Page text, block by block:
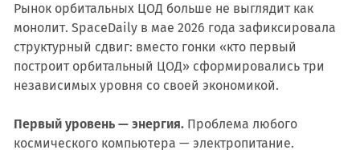
Рынок орбитальных ЦОД больше не выглядит как
монолит. SpaceDaily в мае 2026 года зафиксировала
структурный сдвиг: вместо гонки «кто первый
построит орбитальный ЦОД» сформировались три
независимых уровня со своей экономикой.
Первый уровень — энергия.Проблема любого
космического компьютера — электропитание.